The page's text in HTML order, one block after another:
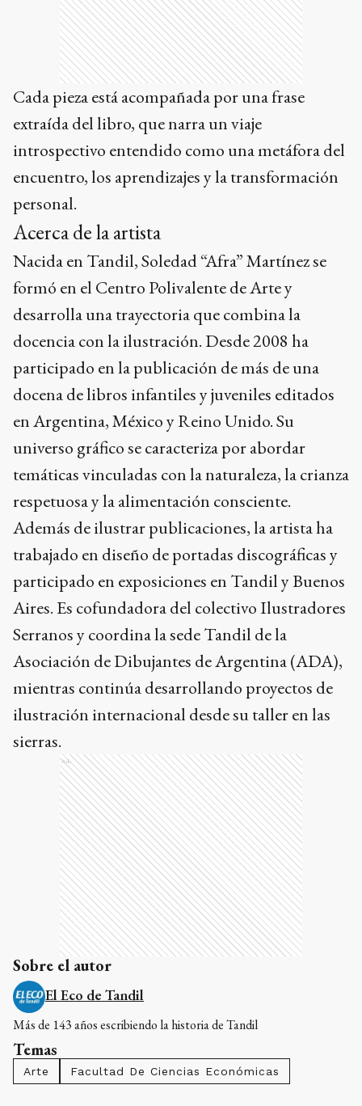
Cada pieza está acompañada por una frase
extraída del libro, que narra un viaje
introspectivo entendido como una metáfora del
encuentro, los aprendizajes y la transformación
personal.
Acerca de la artista
Nacida en Tandil, Soledad “Afra” Martínez se
formó en el Centro Polivalente de Arte y
desarrolla una trayectoria que combina la
docencia con la ilustración. Desde 2008 ha
participado en la publicación de más de una
docena de libros infantiles y juveniles editados
en Argentina, México y Reino Unido. Su
universo gráfico se caracteriza por abordar
temáticas vinculadas con la naturaleza, la crianza
respetuosa y la alimentación consciente.
Además de ilustrar publicaciones, la artista ha
trabajado en diseño de portadas discográficas y
participado en exposiciones en Tandil y Buenos
Aires. Es cofundadora del colectivo Ilustradores
Serranos y coordina la sede Tandil de la
Asociación de Dibujantes de Argentina (ADA),
mientras continúa desarrollando proyectos de
ilustración internacional desde su taller en las
sierras.
Ads
Sobre el autor
El Eco de Tandil
Más de 143 años escribiendo la historia de Tandil
Temas
Arte Facultad De Ciencias Económicas